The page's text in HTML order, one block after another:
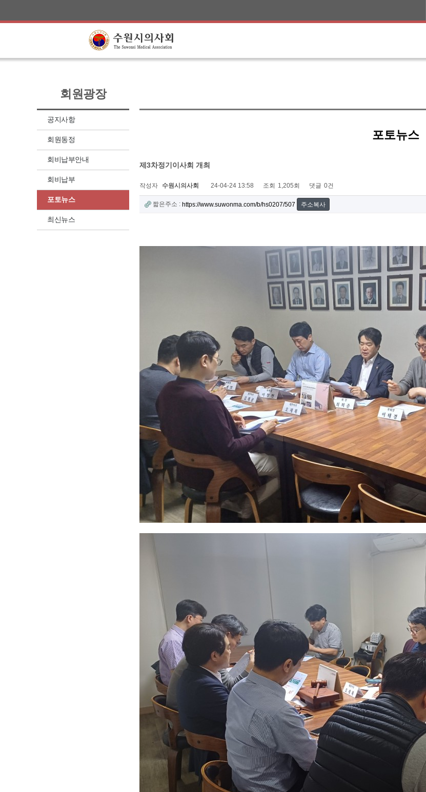
회원광장
공지사항
회원동정
회비납부안내
회비납부
포토뉴스
최신뉴스
포토뉴스
제3차정기이사회 개최
작성자 수원시의사회 24-04-24 13:58 조회 1,205회 댓글 0건
짧은주소 : https://www.suwonma.com/b/hs0207/507 주소복사